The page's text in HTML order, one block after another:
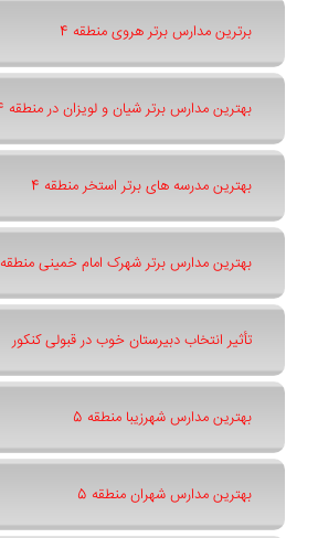
برترین مدارس برتر هروی منطقه 4
بهترین مدارس برتر شیان و لویزان در منطقه 4
بهترین مدرسه های برتر استخر منطقه 4
بهترین مدارس برتر شهرک امام خمینی منطقه 4
تأثیر انتخاب دبیرستان خوب در قبولی کنکور
بهترین مدارس شهرزیبا منطقه 5
بهترین مدارس شهران منطقه 5